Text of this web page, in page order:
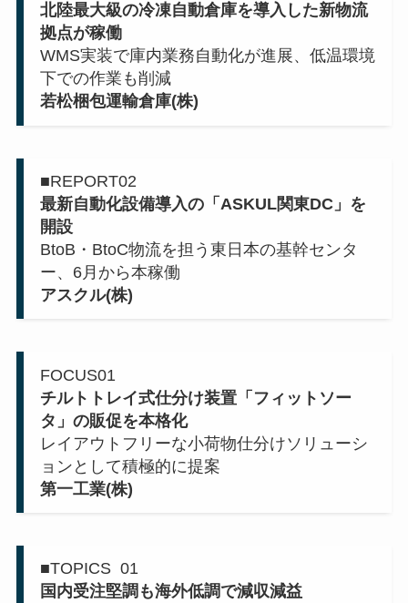
北陸最大級の冷凍自動倉庫を導入した新物流
拠点が稼働
WMS実装で庫内業務自動化が進展、低温環境
下での作業も削減
若松梱包運輸倉庫(株)
■REPORT02
最新自動化設備導入の「ASKUL関東DC」を
開設
BtoB・BtoC物流を担う東日本の基幹センタ
ー、6月から本稼働
アスクル(株)
FOCUS01
チルトトレイ式仕分け装置「フィットソー
タ」の販促を本格化
レイアウトフリーな小荷物仕分けソリューシ
ョンとして積極的に提案
第一工業(株)
■TOPICS 01
国内受注堅調も海外低調で減収減益